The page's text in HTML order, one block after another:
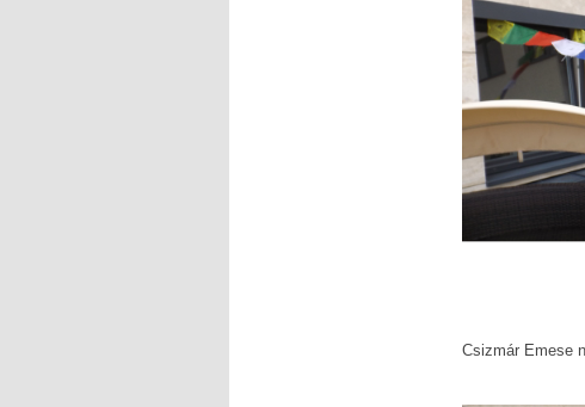
Csizmár Emese